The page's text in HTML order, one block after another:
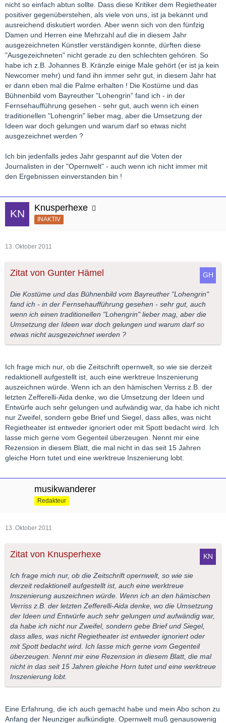
nicht so einfach abtun sollte. Dass diese Kritiker dem Regietheater
positiver gegenüberstehen, als viele von uns, ist ja bekannt und
ausreichend diskutiert worden. Aber wenn sich von den fünfzig
Damen und Herren eine Mehrzahl auf die in diesem Jahr
ausgezeichneten Künstler verständigen konnte, dürften diese
"Ausgezeichneten" nicht gerade zu den schlechten gehören. So
habe ich z.B. Johannes B. Kränzle einige Male gehört (er ist ja kein
Newcomer mehr) und fand ihn immer sehr gut, in diesem Jahr hat
er dann eben mal die Palme erhalten ! Die Kostüme und das
Bühnenbild vom Bayreuther "Lohengrin" fand ich - in der
Fernsehaufführung gesehen - sehr gut, auch wenn ich einen
traditionellen "Lohengrin" lieber mag, aber die Umsetzung der
Ideen war doch gelungen und warum darf so etwas nicht
ausgezeichnet werden ?
Ich bin jedenfalls jedes Jahr gespannt auf die Voten der
Journalisten in der "Opernwelt" - auch wenn ich nicht immer mit
den Ergebnissen einverstanden bin !
Knusperhexe
INAKTIV
13. Oktober 2011
Zitat von Gunter Hämel
Die Kostüme und das Bühnenbild vom Bayreuther "Lohengrin"
fand ich - in der Fernsehaufführung gesehen - sehr gut, auch
wenn ich einen traditionellen "Lohengrin" lieber mag, aber die
Umsetzung der Ideen war doch gelungen und warum darf so
etwas nicht ausgezeichnet werden ?
Ich frage mich nur, ob die Zeitschrift opernwelt, so wie sie derzeit
redaktionell aufgestellt ist, auch eine werktreue Inszenierung
auszeichnen würde. Wenn ich an den hämischen Verriss z.B. der
letzten Zefferelli-Aida denke, wo die Umsetzung der Ideen und
Entwürfe auch sehr gelungen und aufwändig war, da habe ich nicht
nur Zweifel, sondern gebe Brief und Siegel, dass alles, was nicht
Regietheater ist entweder ignoriert oder mit Spott bedacht wird. Ich
lasse mich gerne vom Gegenteil überzeugen. Nennt mir eine
Rezension in diesem Blatt, die mal nicht in das seit 15 Jahren
gleiche Horn tutet und eine werktreue Inszenierung lobt.
musikwanderer
Redakteur
13. Oktober 2011
Zitat von Knusperhexe
Ich frage mich nur, ob die Zeitschrift opernwelt, so wie sie
derzeit redaktionell aufgestellt ist, auch eine werktreue
Inszenierung auszeichnen würde. Wenn ich an den hämischen
Verriss z.B. der letzten Zefferelli-Aida denke, wo die Umsetzung
der Ideen und Entwürfe auch sehr gelungen und aufwändig war,
da habe ich nicht nur Zweifel, sondern gebe Brief und Siegel,
dass alles, was nicht Regietheater ist entweder ignoriert oder
mit Spott bedacht wird. Ich lasse mich gerne vom Gegenteil
überzeugen. Nennt mir eine Rezension in diesem Blatt, die mal
nicht in das seit 15 Jahren gleiche Horn tutet und eine werktreue
Inszenierung lobt.
Eine Erfahrung, die ich auch gemacht habe und mein Abo schon zu
Anfang der Neunziger aufkündigte. Opernwelt muß genausowenig